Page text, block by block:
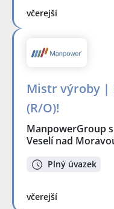
včerejší
Mistr výroby |
(R/O)!
ManpowerGroup
Veselí nad
Plný úvazek
včerejší